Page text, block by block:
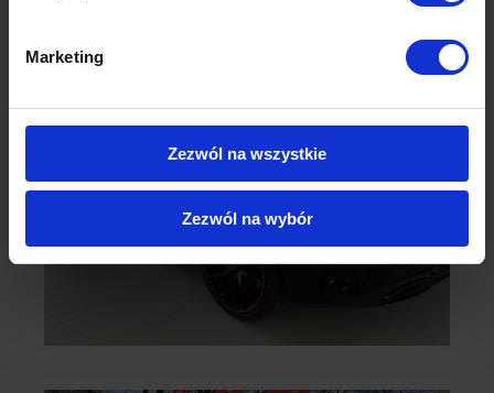
Marketing
Zezwól na wszystkie
Zezwól na wybór